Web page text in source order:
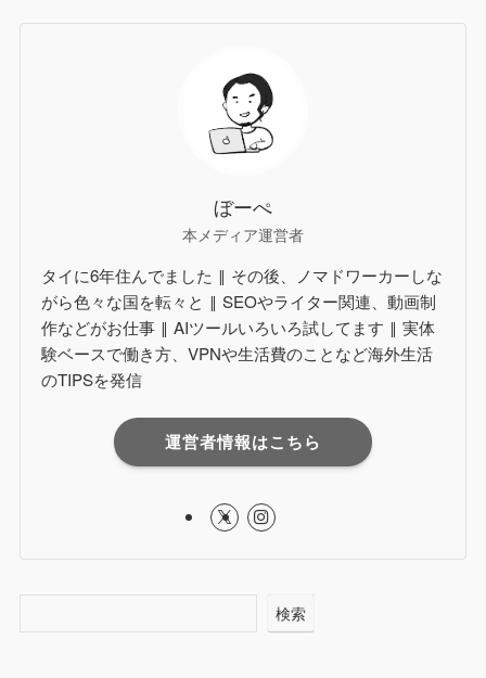
ぼーぺ
本メディア運営者
タイに6年住んでました ‖ その後、ノマドワーカーしな
がら色々な国を転々と ‖ SEOやライター関連、動画制
作などがお仕事 ‖ AIツールいろいろ試してます ‖ 実体
験ベースで働き方、VPNや生活費のことなど海外生活
のTIPSを発信
運営者情報はこちら
検索